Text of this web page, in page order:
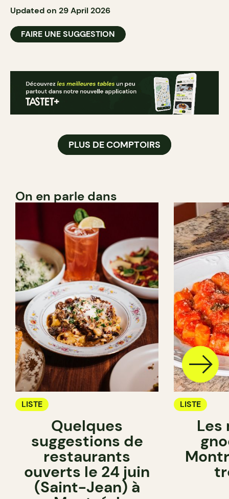
Updated on 29 April 2026
FAIRE UNE SUGGESTION
PLUS DE COMPTOIRS
On en parle dans
LISTE
Quelques
suggestions de
restaurants
ouverts le 24 juin
(Saint-Jean) à
LISTE
Les